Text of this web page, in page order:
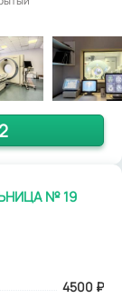
№ 19
4500 ₽